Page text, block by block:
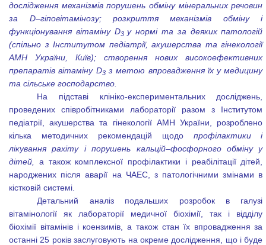
дослідження механізмів порушень обміну мінеральних речовин
за D–гіповітамінозу; розкриття механізмів обміну і
функціонування вітаміну D3 у нормі та за деяких патологій
(спільно з Інститутом педіатрії, акушерства та гінекології
АМН України, Київ); створення нових високоефективних
препаратів вітаміну D3з метою впровадження їх у медицину
та сільське господарство.
На підставі клініко-експериментальних досліджень,
проведених співробітниками лабораторії разом з Інститутом
педіатрії, акушерства та гінекології АМН України, розроблено
кілька методичних рекомендацій щодо профілактики і
лікування рахіту і порушень кальцій–фосфорного обміну у
дітей, а також комплексної профілактики і реабілітації дітей,
народжених після аварії на ЧАЕС, з патологічними змінами в
кістковій системі.
Детальний аналіз подальших розробок в галузі
вітамінології як лабораторії медичної біохімії, так і відділу
біохімії вітамінів і коензимів, а також стан їх впровадження за
останні 25 років заслуговують на окреме дослідження, що і буде